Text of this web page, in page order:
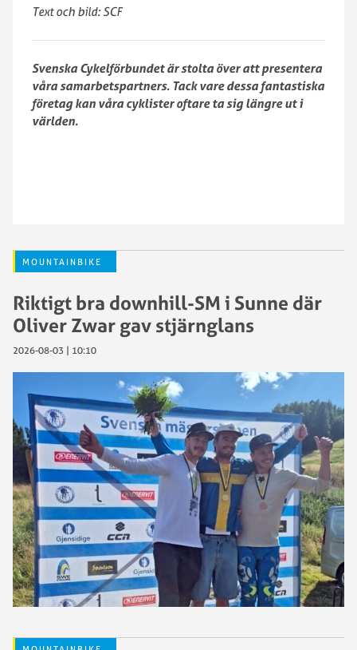
Text och bild: SCF
Svenska Cykelförbundet är stolta över att presentera
våra samarbetspartners. Tack vare dessa fantastiska
företag kan våra cyklister oftare ta sig längre ut i
världen.
MOUNTAINBIKE
Riktigt bra downhill-SM i Sunne där
Oliver Zwar gav stjärnglans
2026-08-03 | 10:10